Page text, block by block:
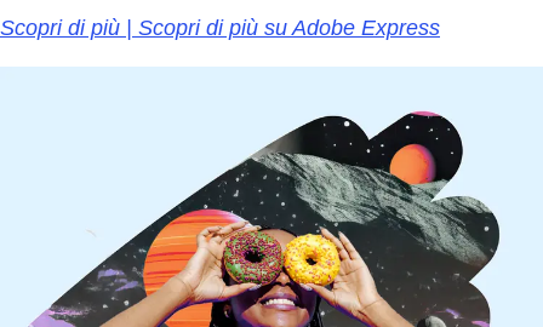
Scopri di più | Scopri di più su Adobe Express